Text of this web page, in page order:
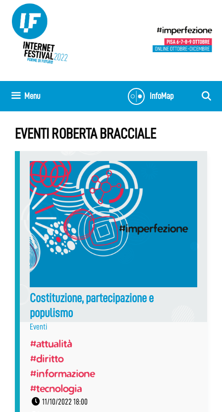
contenuto
InfoMap
Menu
EVENTI ROBERTA BRACCIALE
Costituzione, partecipazione e
populismo
Eventi
#attualità
#diritto
#informazione
#tecnologia
11/10/2022 18:00